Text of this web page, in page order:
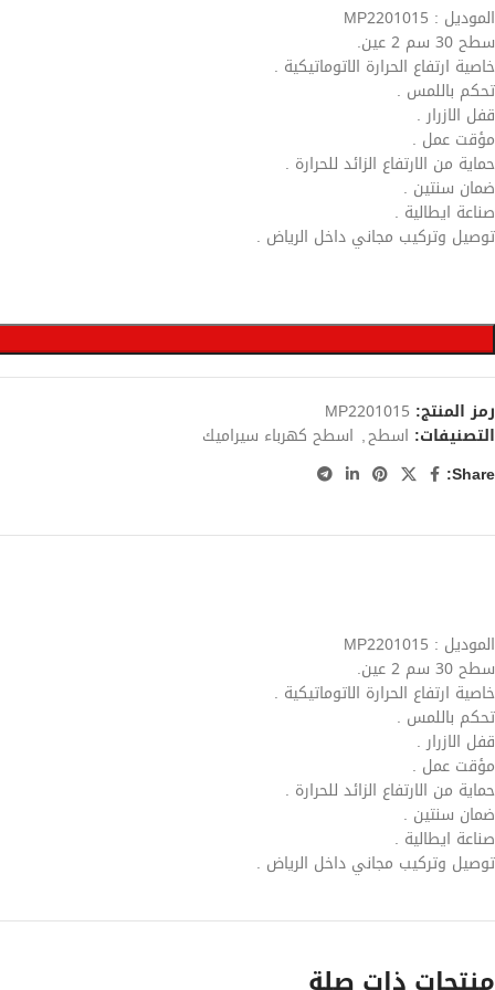
الموديل : MP2201015
سطح 30 سم 2 عين.
خاصية ارتفاع الحرارة الاتوماتيكية .
تحكم باللمس .
قفل الازرار .
مؤقت عمل .
حماية من الارتفاع الزائد للحرارة .
ضمان سنتين .
صناعة ايطالية .
توصيل وتركيب مجاني داخل الرياض .
رمز المنتج: MP2201015
التصنيفات: اسطح, اسطح كهرباء سيراميك
Share:
الموديل : MP2201015
سطح 30 سم 2 عين.
خاصية ارتفاع الحرارة الاتوماتيكية .
تحكم باللمس .
قفل الازرار .
مؤقت عمل .
حماية من الارتفاع الزائد للحرارة .
ضمان سنتين .
صناعة ايطالية .
توصيل وتركيب مجاني داخل الرياض .